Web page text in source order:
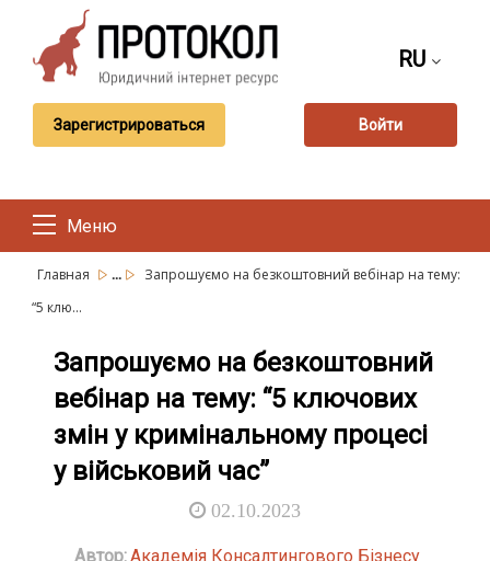
RU
Зарегистрироваться Войти
Меню
Главная ...
Запрошуємо на безкоштовний вебінар на тему:
“5 клю...
Запрошуємо на безкоштовний
вебінар на тему: “5 ключових
змін у кримінальному процесі
у військовий час”
02.10.2023
Автор:Академія Консалтингового Бізнесу